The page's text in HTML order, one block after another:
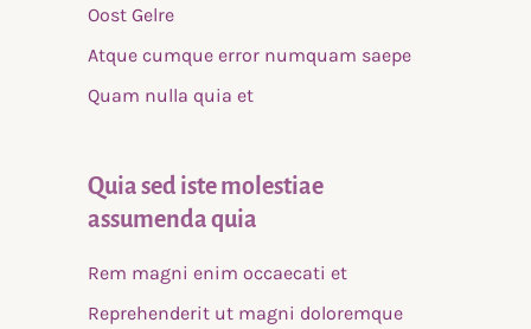
Oost Gelre
Atque cumque error numquam saepe
Quam nulla quia et
Quia sed iste molestiae
assumenda quia
Rem magni enim occaecati et
Reprehenderit ut magni doloremque